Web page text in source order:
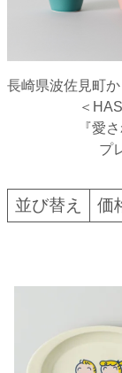
長崎県波佐見町
＜
『愛
プ
並び替え 価